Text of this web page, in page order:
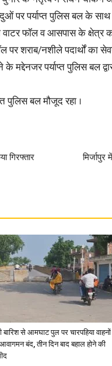
पर पर्याप्त पुलिस बल के
वाटर फॉल व आसपास के क्षेत्र
पर शराब/नशीले पदार्थों का
पर्याप्त पुलिस बल
पुलिस बल मौजूद रहा ।
गिरफ्तार
बारिश से आमघाट पुल पर चारपहिया वाहनों
बंद, तीन दिन बाद बहाल होने की